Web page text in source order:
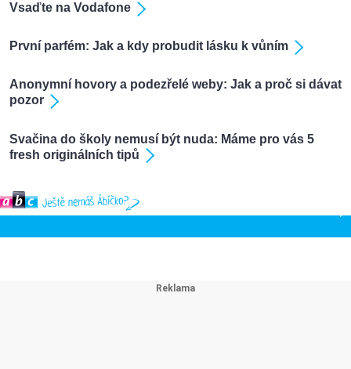
Vsaďte na Vodafone
První parfém: Jak a kdy probudit lásku k vůním
Anonymní hovory a podezřelé weby: Jak a proč si dávat
pozor
Svačina do školy nemusí být nuda: Máme pro vás 5
fresh originálních tipů